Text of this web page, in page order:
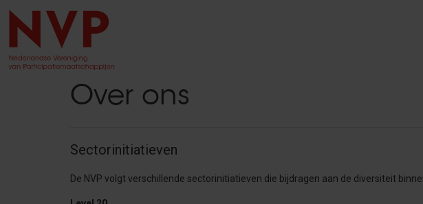
Over ons
Sectorinitiatieven
De NVP volgt verschillende sectorinitiatieven die bijdragen aan de diversiteit